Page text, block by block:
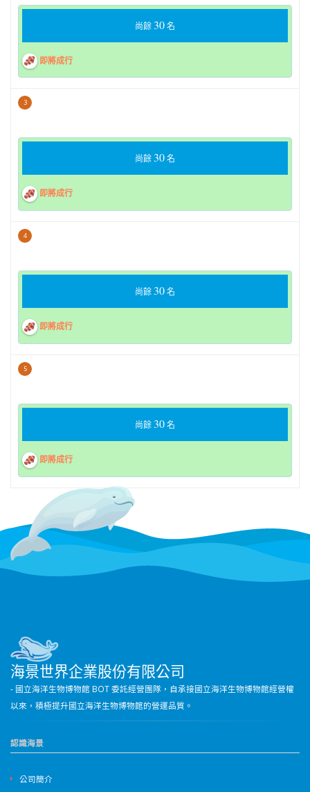
尚餘30名
即將成行
3
尚餘30名
即將成行
4
尚餘30名
即將成行
5
尚餘30名
即將成行
海景世界企業股份有限公司
- 國立海洋生物博物館 BOT 委託經營團隊，自承接國立海洋生物博物館經營權
以來，積極提升國立海洋生物博物館的營運品質。
認識海景
公司簡介